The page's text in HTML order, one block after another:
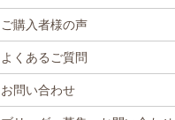
ご購入者様の声
よくあるご質問
お問い合わせ